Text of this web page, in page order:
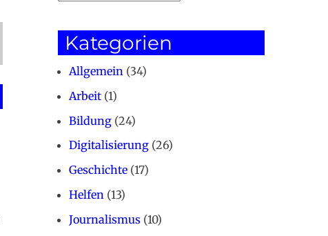
Kategorien
Allgemein (34)
Arbeit (1)
Bildung (24)
Digitalisierung (26)
Geschichte (17)
Helfen (13)
Journalismus (10)